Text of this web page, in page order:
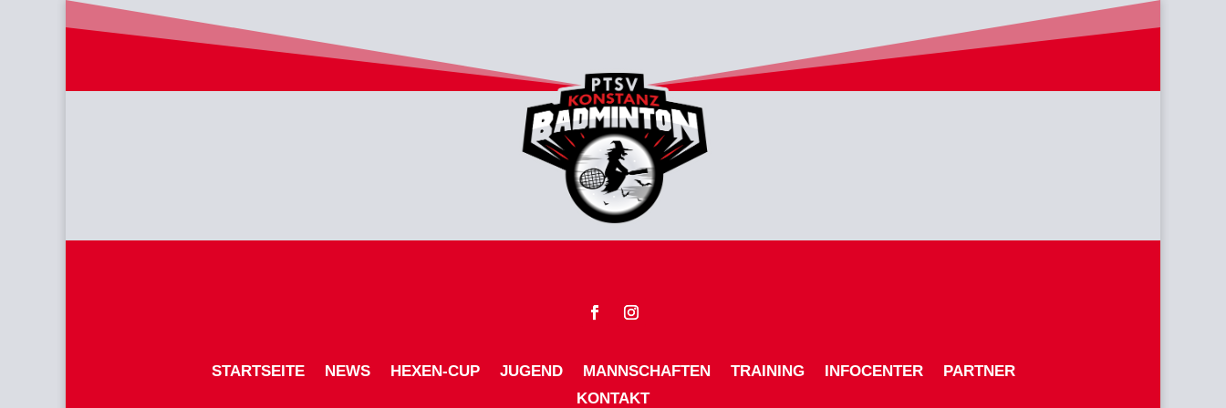
STARTSEITE NEWS HEXEN-CUP JUGEND MANNSCHAFTEN TRAINING INFOCENTER
PARTNER
KONTAKT